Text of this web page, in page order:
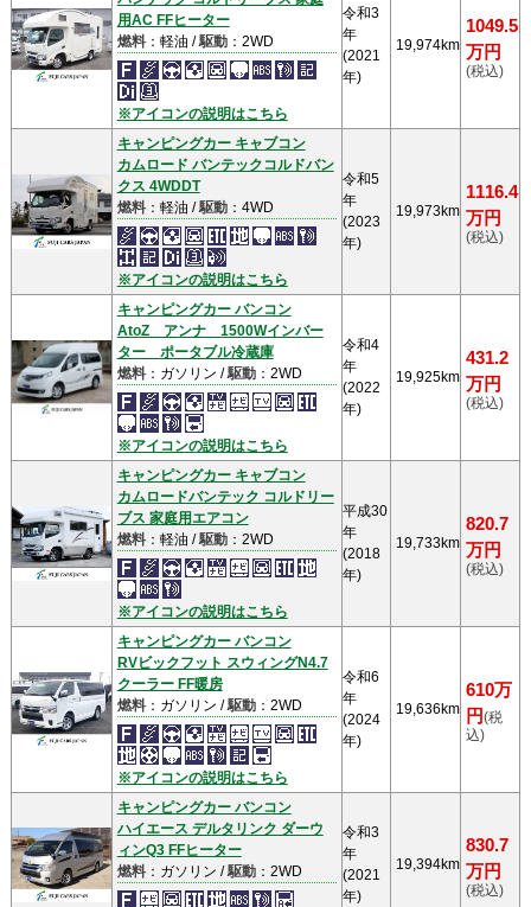
用AC FFヒーター
燃料：軽油 /駆動：2WD
※アイコンの説明はこちら
令和3
年
(2021
年)
19,974km
1049.5
万円
(税込)
キャンピングカー キャブコン
カムロード バンテックコルドバン
クス 4WDDT
燃料：軽油 /駆動：4WD
※アイコンの説明はこちら
令和5
年
(2023
年)
19,973km
1116.4
万円
(税込)
キャンピングカー バンコン
AtoZ アンナ 1500Wインバー
ター ポータブル冷蔵庫
燃料：ガソリン /駆動：2WD
※アイコンの説明はこちら
令和4
年
(2022
年)
19,925km
431.2
万円
(税込)
キャンピングカー キャブコン
カムロードバンテック コルドリー
ブス 家庭用エアコン
燃料：軽油 /駆動：2WD
※アイコンの説明はこちら
平成30
年
(2018
年)
19,733km
820.7
万円
(税込)
キャンピングカー バンコン
RVビックフット スウィングN4.7
クーラー FF暖房
燃料：ガソリン /駆動：2WD
※アイコンの説明はこちら
令和6
年
(2024
年)
19,636km
610万
円(税
込)
キャンピングカー バンコン
ハイエース デルタリンク ダーウ
ィンQ3 FFヒーター
燃料：ガソリン /駆動：2WD
令和3
年
(2021
年)
19,394km
830.7
万円
(税込)